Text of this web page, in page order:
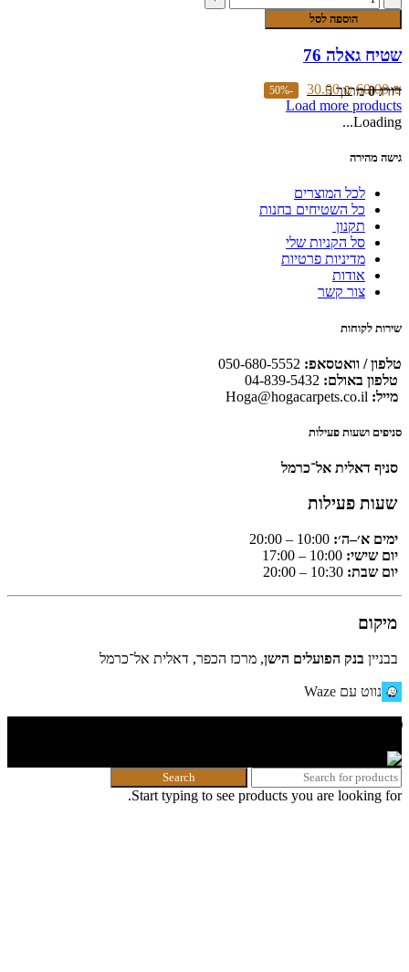
לבחור
את
האפשרויות
בעמוד
המוצר
של
שטיח
76
הוספה לסל
שטיח גאלה 76
דורג0מתוך 560.00₪
30.00₪
-50%
Load more products
Loading...
גישה מהירה
לכל המוצרים
כל השטיחים בחנות
תקנון
סל הקניות שלי
מדיניות פרטיות
אודות
צור קשר
שירות לקוחות
טלפון / וואטסאפ:
טלפון באולם:
מייל: Hoga@hogacarpets.co.il
סניפים ושעות פעילות
סניף דאלית אל־כרמל
שעות פעילות
ימים א׳–ה׳:
יום שישי:
יום שבת:
מיקום
בבניין בנק הפועלים הישן, מרכז הכפר, דאלית אל־כרמל
נווט עם Waze
Search
Start typing to see products you are looking for.